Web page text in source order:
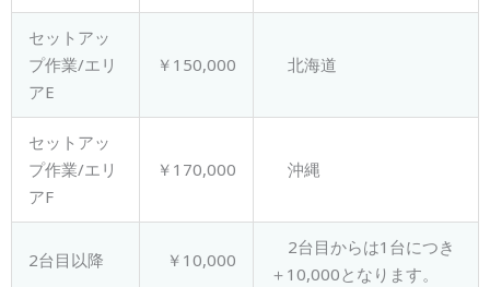
セットアッ
プ作業/エリ
アE
￥150,000 北海道
セットアッ
プ作業/エリ
アF
￥170,000 沖縄
2台目以降 ￥10,000
2台目からは1台につき
＋10,000となります。